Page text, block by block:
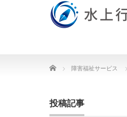
Home 障害福祉サービス
投稿記事